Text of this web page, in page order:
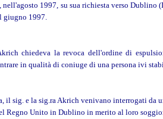
1997, su sua richiesta verso Dublino
giugno 1997.
chiedeva la revoca dell'ordine di
in qualità di coniuge di una persona ivi
il sig. e la sig.ra Akrich venivano interrogati da
Regno Unito in Dublino in merito al loro